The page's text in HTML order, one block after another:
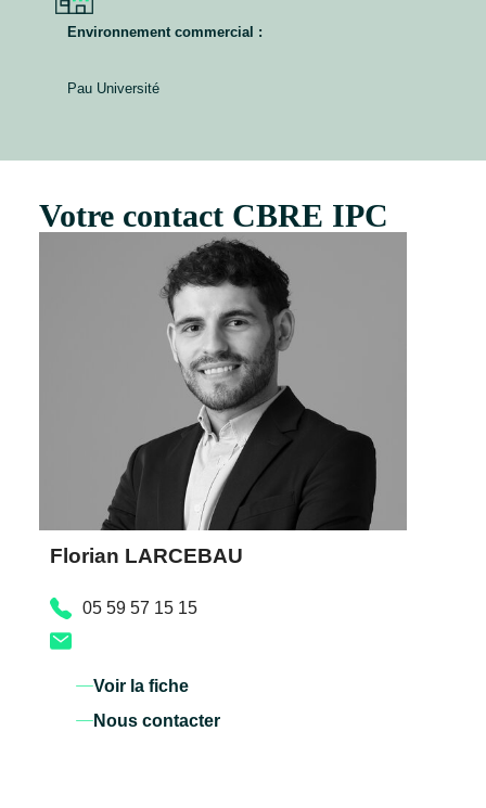
Environnement commercial :
Pau Université
Votre contact CBRE IPC
Florian LARCEBAU
05 59 57 15 15
Voir la fiche
Nous contacter